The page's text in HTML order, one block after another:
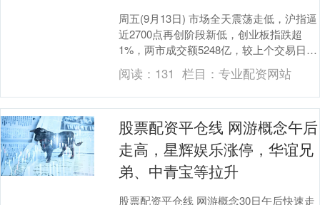
周五(9月13日) 市场全天震荡走低，沪指逼
近2700点再创阶段新低，创业板指跌超
1%，两市成交额5248亿，较上个交易日放
量91亿。截至收盘，沪指跌0.48%....
阅读： 131 栏目： 专业配资网站
股票配资平仓线 网游概念午后
走高，星辉娱乐涨停，华谊兄
弟、中青宝等拉升
股票配资平仓线 网游概念30日午后快速走